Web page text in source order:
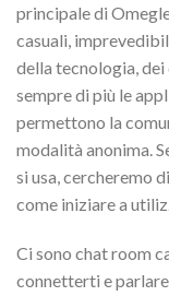
principale di
casuali,
della tecnologia,
sempre di più le
permettono la
modalità anonima.
si usa, cercheremo
come iniziare a
Ci sono chat room
connetterti e